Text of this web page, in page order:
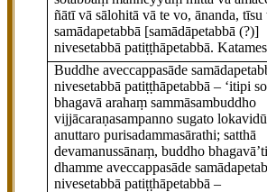
ñātī vā sālohitā vā te vo, ānanda, tīsu
samādapetabbā [samādāpetabbā (?)]
nivesetabbā patiṭṭhāpetabbā.
Buddhe aveccappasāde
nivesetabbā patiṭṭhāpetabbā – ‘itipi so
bhagavā arahaṃ sammāsambuddho
vijjācaraṇasampanno sugato lokavidū
anuttaro purisadammasārathi; satthā
devamanussānaṃ, buddho
dhamme aveccappasāde
nivesetabbā patiṭṭhāpetabbā –